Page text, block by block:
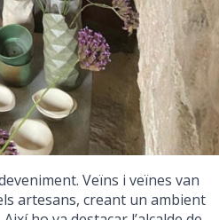
Veïns i veïnes van
artesans, creant un ambient